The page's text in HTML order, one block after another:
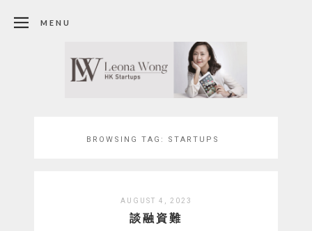
MENU
BROWSING TAG: STARTUPS
AUGUST 4, 2023
談融資難